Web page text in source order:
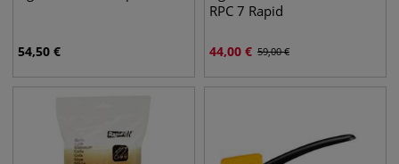
54,50 €
RPC 7 Rapid
44,00 € 59,00€